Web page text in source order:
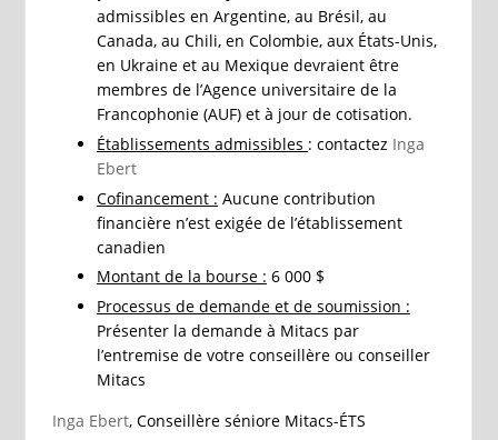
admissibles en Argentine, au Brésil, au
Canada, au Chili, en Colombie, aux États-Unis,
en Ukraine et au Mexique devraient être
membres de l’Agence universitaire de la
Francophonie (AUF) et à jour de cotisation.
Établissements admissibles : contactez Inga
Ebert
Cofinancement : Aucune contribution
financière n’est exigée de l’établissement
canadien
Montant de la bourse : 6 000 $
Processus de demande et de soumission :
Présenter la demande à Mitacs par
l’entremise de votre conseillère ou conseiller
Mitacs
Inga Ebert, Conseillère séniore Mitacs-ÉTS